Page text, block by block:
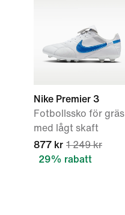
Nike Premier 3
Fotbollssko för gräs
med lågt skaft
877 kr 1 249 kr
29% rabatt